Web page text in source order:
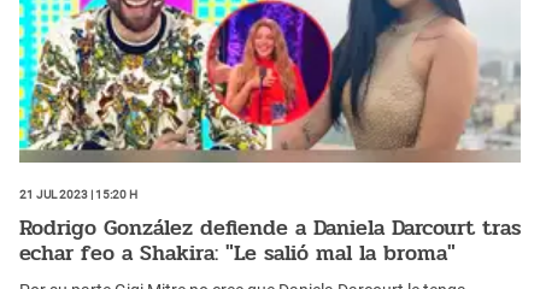
21 Jul 2023 | 15:20 h
Rodrigo González defiende a Daniela Darcourt tras
echar feo a Shakira: "Le salió mal la broma"